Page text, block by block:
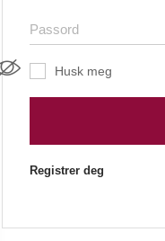
Husk meg
Registrer deg